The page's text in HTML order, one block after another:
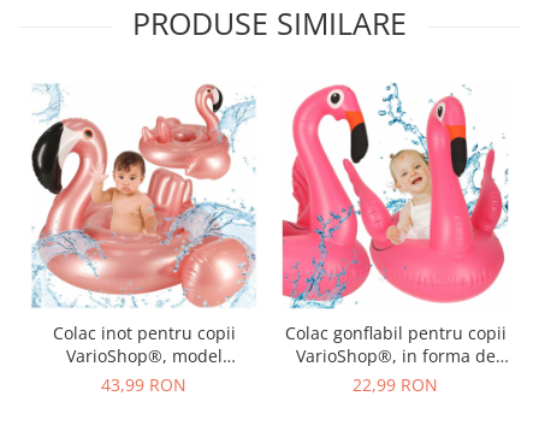
PRODUSE SIMILARE
Colac inot pentru copii
VarioShop®, model
flamingo, diametru 60 cm,
43,99 RON
Colac gonflabil pentru copii
VarioShop®, in forma de
flamingo, jucarie din PVC,
22,99 RON